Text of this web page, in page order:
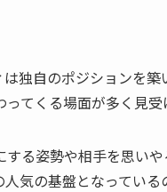
独自のポジションを
てくる場面が多く見受
る姿勢や相手を思い
気の基盤となっている